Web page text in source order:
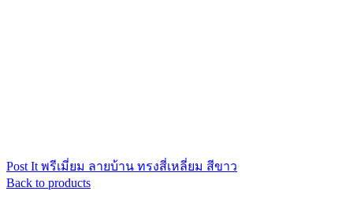
Post It พรีเมี่ยม ลายบ้าน ทรงสี่เหลี่ยม สีขาว
Back to products